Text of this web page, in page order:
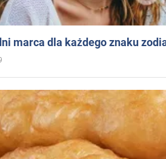
marca dla każdego znaku